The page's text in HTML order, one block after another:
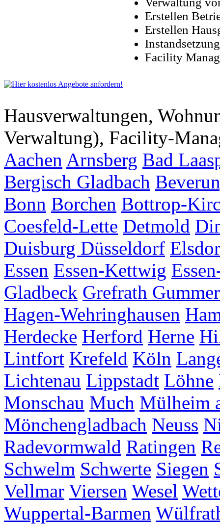
Erstellen
Erstellen
Facility
Hausverwaltungen,
Verwaltung), Facility-
Aachen Arnsberg Bad
Bergisch Gladbach
Bonn Borchen Bottrop-
Coesfeld-Lette Detmold
Duisburg Düsseldorf
Essen Essen-Kettwig
Gladbeck Grefrath
Hagen-Wehringhausen
Herdecke Herford Herne
Lintfort Krefeld Köln
Lichtenau Lippstadt Löhne
Monschau Much Mülheim
Mönchengladbach Neuss
Radevormwald Ratingen
Schwelm Schwerte Siegen
Vellmar Viersen Wesel
Wuppertal-Barmen